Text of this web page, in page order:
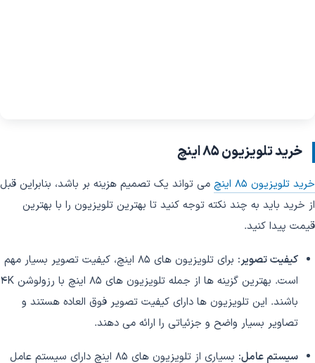
خرید تلویزیون 85 اینچ
خرید تلویزیون 85 اینچ
می تواند یک تصمیم هزینه بر باشد، بنابراین قبل
از خرید باید به چند نکته توجه کنید تا بهترین تلویزیون را با بهترین
قیمت پیدا کنید.
کیفیت تصویر:
برای تلویزیون های 85 اینچ، کیفیت تصویر بسیار مهم
است. بهترین گزینه ها از جمله تلویزیون های 85 اینچ با رزولوشن 4K
باشند. این تلویزیون ها دارای کیفیت تصویر فوق العاده هستند و
تصاویر بسیار واضح و جزئیاتی را ارائه می دهند.
سیستم عامل: بسیاری از تلویزیون های 85 اینچ دارای سیستم عامل